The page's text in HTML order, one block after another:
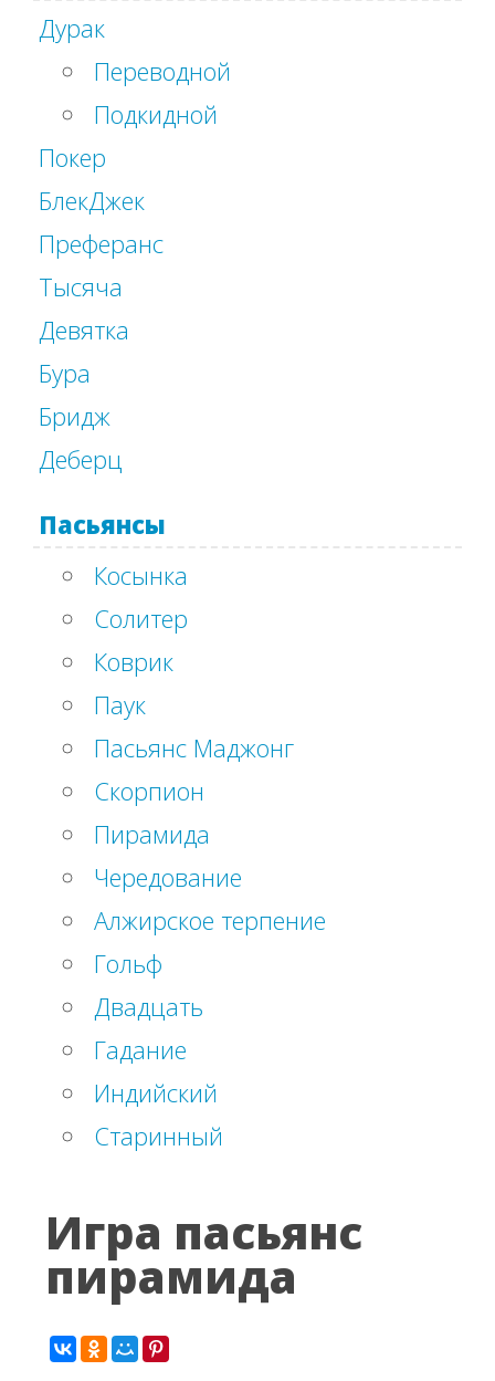
Дурак
Переводной
Подкидной
Покер
БлекДжек
Преферанс
Тысяча
Девятка
Бура
Бридж
Деберц
Пасьянсы
Косынка
Солитер
Коврик
Паук
Пасьянс Маджонг
Скорпион
Пирамида
Чередование
Алжирское терпение
Гольф
Двадцать
Гадание
Индийский
Старинный
Игра пасьянс
пирамида